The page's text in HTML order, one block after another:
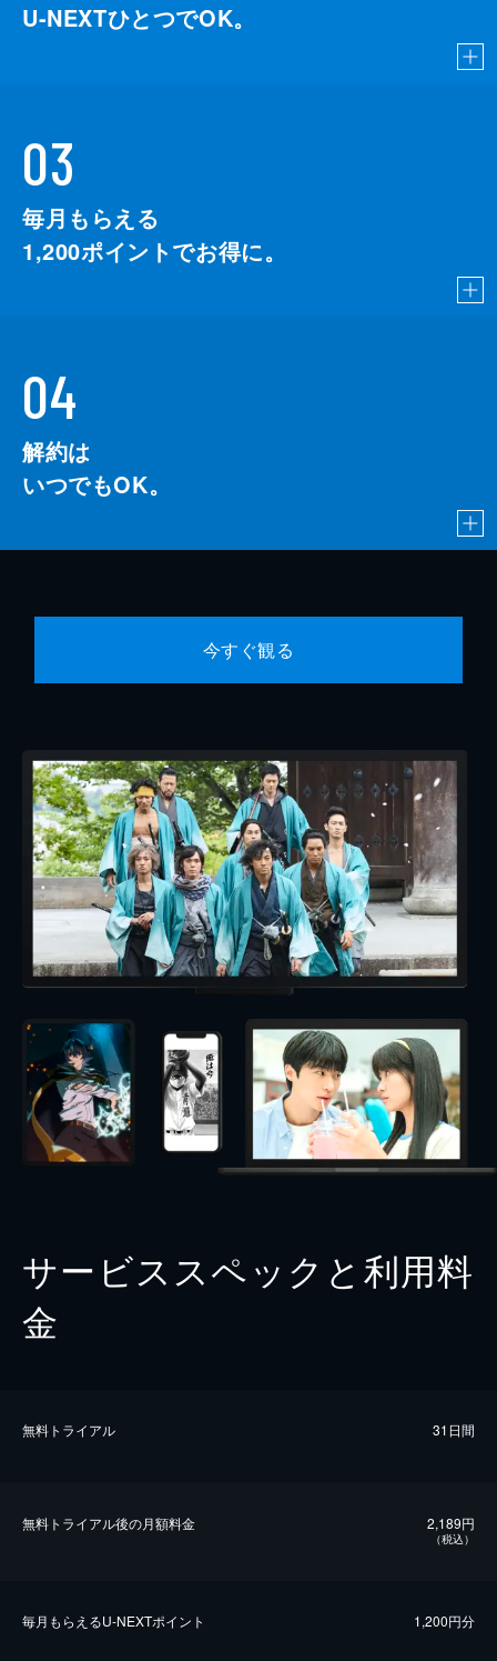
U-NEXTひとつでOK。
03
毎月もらえる
1,200ポイントでお得に。
04
解約は
いつでもOK。
今すぐ観る
サービススペックと利用料
金
無料トライアル 31日間
無料トライアル後の⽉額料金 2,189円
（税込）
毎⽉もらえるU-NEXTポイント 1,200円分